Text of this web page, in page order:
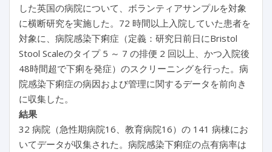
した英国の病院について、ボランティアサンプルを対象
に横断研究を実施した。72 時間以上入院していた患者を
対象に、病院感染下痢症（定義：研究日前日にBristol
Stool Scaleのタイプ 5 ～ 7 の排便 2 回以上、かつ入院後
48時間超で下痢を発症）のスクリーニングを行った。病
院感染下痢症の病因および管理に関するデータを前向き
に収集した。
結果
32 病院（急性期病院16、教育病院16）の 141 病棟にお
いてデータが収集された。病院感染下痢症の点有病率は